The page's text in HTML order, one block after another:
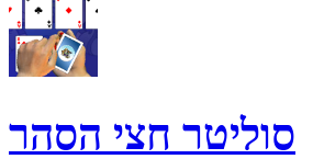
סוליטר חצי הסהר